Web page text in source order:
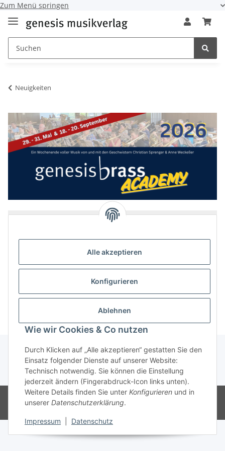
Zum Menü springen
Alle akzeptieren
Konfigurieren
Ablehnen
Wie wir Cookies & Co nutzen
Durch Klicken auf „Alle akzeptieren“ gestatten Sie den
Einsatz folgender Dienste auf unserer Website:
Technisch notwendig. Sie können die Einstellung
jederzeit ändern (Fingerabdruck-Icon links unten).
Weitere Details finden Sie unter Konfigurieren und in
unserer Datenschutzerklärung.
Impressum Datenschutz
Neuigkeiten
+++ TERMINE genesis brass academy 2026 +++
Dieser Beitrag unterliegt Beschränkungen.
* Alle Preise inkl. gesetzlicher USt., zzgl.Versand
© genesis musikverlag Christian Sprenger
Powered byJTL-Shop